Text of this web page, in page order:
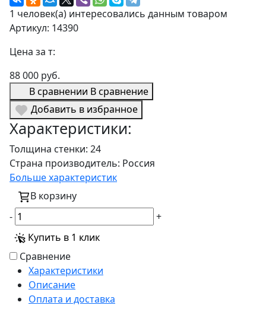
1 человек(а) интересовались данным товаром
Артикул: 14390
Цена за т:
88 000 руб.
В сравнении В сравнение
Добавить в избранное
Характеристики:
Толщина стенки: 24
Страна производитель: Россия
Больше характеристик
В корзину
-
+
Купить в 1 клик
Сравнение
Характеристики
Описание
Оплата и доставка